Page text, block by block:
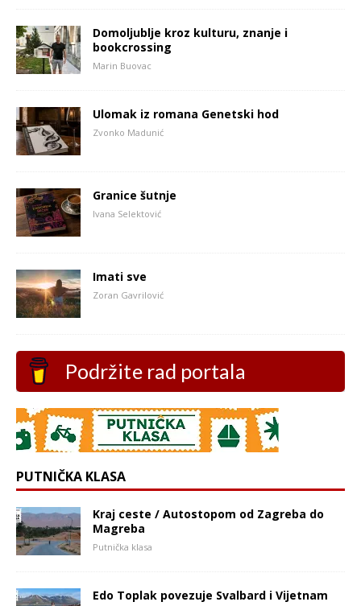
Domoljublje kroz kulturu, znanje i
bookcrossing
Marin Buovac
Ulomak iz romana Genetski hod
Zvonko Madunić
Granice šutnje
Ivana Selektović
Imati sve
Zoran Gavrilović
Podržite rad portala
PUTNIČKA KLASA
Kraj ceste / Autostopom od Zagreba do
Magreba
Putnička klasa
Edo Toplak povezuje Svalbard i Vijetnam